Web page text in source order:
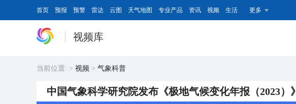
首页 预报 预警 雷达 云图 天气地图 专业产品 资讯 视频 生活 更多
视频库
当前位置: > 视频 > 气象科普
中国气象科学研究院发布《极地气候变化年报（2023）》